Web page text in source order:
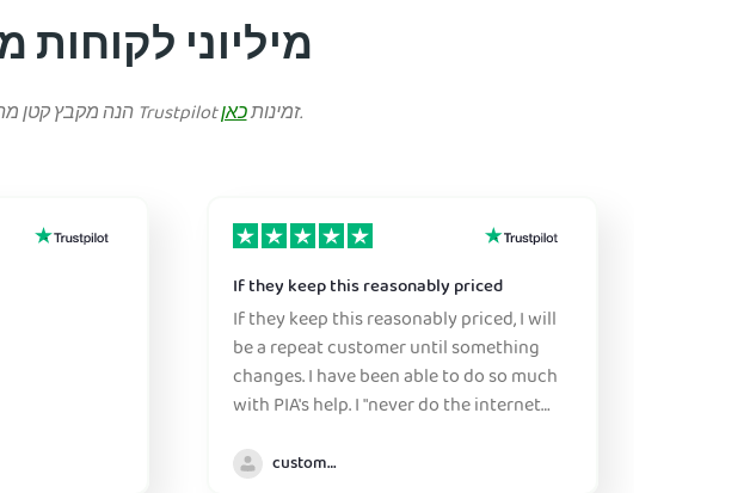
הנה מקבץ קטן מהביקורות החיוביות ביותר של משתמשינו. כל ביקורות Trustpilot זמינותכאן .
If they keep this reasonably priced
If they keep this reasonably priced, I will
be a repeat customer until something
changes. I have been able to do so much
with PIA's help. I "never do the internet
customer